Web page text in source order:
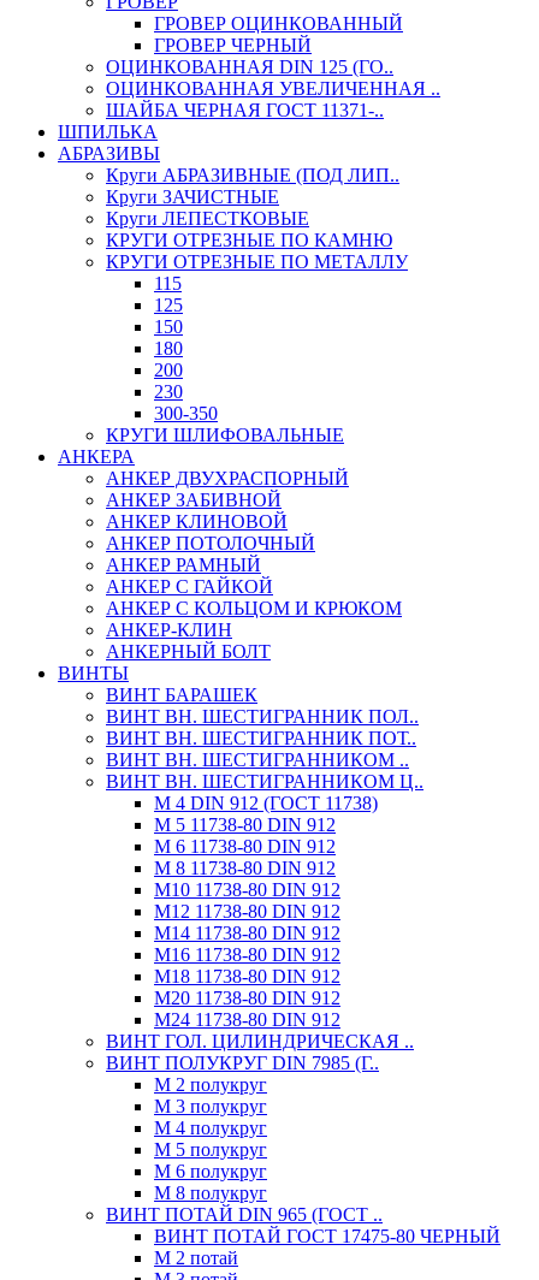
ГРОВЕР ОЦИНКОВАННЫЙ
ГРОВЕР ЧЕРНЫЙ
ОЦИНКОВАННАЯ DIN 125 (ГО..
ОЦИНКОВАННАЯ УВЕЛИЧЕННАЯ ..
ШАЙБА ЧЕРНАЯ ГОСТ 11371-..
ШПИЛЬКА
АБРАЗИВЫ
Круги АБРАЗИВНЫЕ (ПОД ЛИП..
Круги ЗАЧИСТНЫЕ
Круги ЛЕПЕСТКОВЫЕ
КРУГИ ОТРЕЗНЫЕ ПО КАМНЮ
КРУГИ ОТРЕЗНЫЕ ПО МЕТАЛЛУ
115
125
150
180
200
230
300-350
КРУГИ ШЛИФОВАЛЬНЫЕ
АНКЕРА
АНКЕР ДВУХРАСПОРНЫЙ
АНКЕР ЗАБИВНОЙ
АНКЕР КЛИНОВОЙ
АНКЕР ПОТОЛОЧНЫЙ
АНКЕР РАМНЫЙ
АНКЕР С ГАЙКОЙ
АНКЕР С КОЛЬЦОМ И КРЮКОМ
АНКЕР-КЛИН
АНКЕРНЫЙ БОЛТ
ВИНТЫ
ВИНТ БАРАШЕК
ВИНТ ВН. ШЕСТИГРАННИК ПОЛ..
ВИНТ ВН. ШЕСТИГРАННИК ПОТ..
ВИНТ ВН. ШЕСТИГРАННИКОМ ..
ВИНТ ВН. ШЕСТИГРАННИКОМ Ц..
М 4 DIN 912 (ГОСТ 11738)
М 5 11738-80 DIN 912
М 6 11738-80 DIN 912
М 8 11738-80 DIN 912
М10 11738-80 DIN 912
М12 11738-80 DIN 912
М14 11738-80 DIN 912
М16 11738-80 DIN 912
М18 11738-80 DIN 912
М20 11738-80 DIN 912
М24 11738-80 DIN 912
ВИНТ ГОЛ. ЦИЛИНДРИЧЕСКАЯ ..
ВИНТ ПОЛУКРУГ DIN 7985 (Г..
М 2 полукруг
М 3 полукруг
М 4 полукруг
М 5 полукруг
М 6 полукруг
М 8 полукруг
ВИНТ ПОТАЙ DIN 965 (ГОСТ ..
ВИНТ ПОТАЙ ГОСТ 17475-80 ЧЕРНЫЙ
М 2 потай